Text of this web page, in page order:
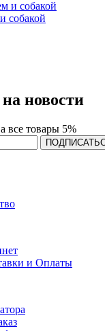
собакой
новости
все товары 5%
и Оплаты